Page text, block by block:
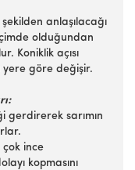
anlaşılacağı
olduğundan
Koniklik açısı
yere göre değişir.
gerdirerek sarımın
ince
kopmasını